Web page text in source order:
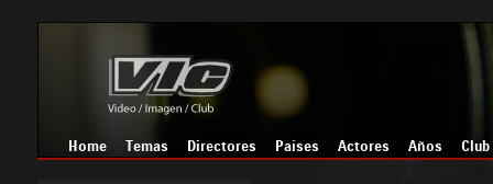
Home Temas Directores Países Actores Años Club